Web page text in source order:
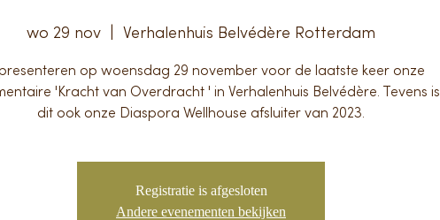
wo 29 nov Verhalenhuis Belvédère Rotterdam
op woensdag 29 november voor de laatste keer onze
'Kracht van Overdracht ' in Verhalenhuis Belvédère. Tevens is
dit ook onze Diaspora Wellhouse afsluiter van 2023.
Registratie is afgesloten
Andere evenementen bekijken